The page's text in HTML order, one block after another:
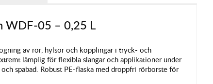
WDF-05 – 0,25 L
av rör, hylsor och kopplingar i tryck- och
lämplig för flexibla slangar och applikationer under
spabad. Robust PE-flaska med droppfri rörborste för